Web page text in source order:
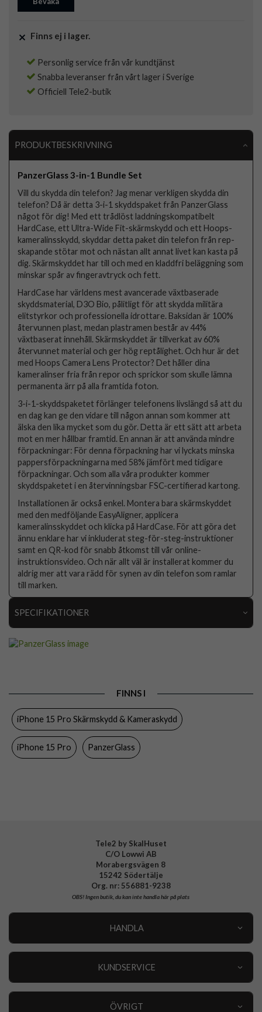
Finns ej i lager.
Personlig service från vår kundtjänst
Snabba leveranser från vårt lager i Sverige
Officiell Tele2-butik
PRODUKTBESKRIVNING
PanzerGlass 3-in-1 Bundle Set
Vill du skydda din telefon? Jag menar verkligen skydda din
telefon? Då är detta 3-i-1 skyddspaket från PanzerGlass
något för dig! Med ett trådlöst laddningskompatibelt
HardCase, ett Ultra-Wide Fit-skärmskydd och ett Hoops-
kameralinsskydd, skyddar detta paket din telefon från rep-
skapande stötar mot och nästan allt annat livet kan kasta på
dig. Skärmskyddet har till och med en kladdfri beläggning som
minskar spår av fingeravtryck och fett.
HardCase har världens mest avancerade växtbaserade
skyddsmaterial, D3O Bio, pålitligt för att skydda militära
elitstyrkor och professionella idrottare. Baksidan är 100%
återvunnen plast, medan plastramen består av 44%
växtbaserat innehåll. Skärmskyddet är tillverkat av 60%
återvunnet material och ger hög reptålighet. Och hur är det
med Hoops Camera Lens Protector? Det håller dina
kameralinser fria från repor och sprickor som skulle lämna
permanenta ärr på alla framtida foton.
3-i-1-skyddspaketet förlänger telefonens livslängd så att du
en dag kan ge den vidare till någon annan som kommer att
älska den lika mycket som du gör. Detta är ett sätt att arbeta
mot en mer hållbar framtid. En annan är att använda mindre
förpackningar: För denna förpackning har vi lyckats minska
pappersförpackningarna med 58% jämfört med tidigare
förpackningar. Och som alla våra produkter kommer
skyddspaketet i en återvinningsbar FSC-certifierad kartong.
Installationen är också enkel. Montera bara skärmskyddet
med den medföljande EasyAligner, applicera
kameralinsskyddet och klicka på HardCase. För att göra det
ännu enklare har vi inkluderat steg-för-steg-instruktioner
samt en QR-kod för snabb åtkomst till vår online-
instruktionsvideo. Och när allt väl är installerat kommer du
aldrig mer att vara rädd för synen av din telefon som ramlar
till marken.
SPECIFIKATIONER
Färg
Härdat glas, Återvunnen plast
Varumärke
FINNS I
iPhone 15 Pro Skärmskydd & Kameraskydd
iPhone 15 Pro PanzerGlass
Tele2 by SkalHuset
C/O Lowwi AB
Morabergsvägen 8
15242 Södertälje
Org. nr: 556881-9238
OBS!Ingen butik, du kan inte handla här på plats
HANDLA
KUNDSERVICE
ÖVRIGT